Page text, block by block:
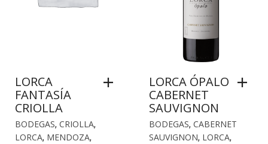
LORCA
FANTASÍA
CRIOLLA
BODEGAS, CRIOLLA,
LORCA, MENDOZA,
LORCA ÓPALO
CABERNET
SAUVIGNON
BODEGAS, CABERNET
SAUVIGNON, LORCA,